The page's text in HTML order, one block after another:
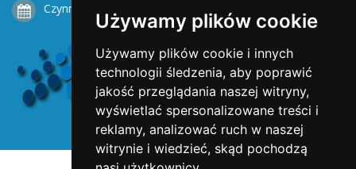
Używamy plików cookie
Używamy plików cookie i innych
technologii śledzenia, aby poprawić
jakość przeglądania naszej witryny,
wyświetlać spersonalizowane treści i
reklamy, analizować ruch w naszej
witrynie i wiedzieć, skąd pochodzą
Czynne od Poniedziałku do Piątku